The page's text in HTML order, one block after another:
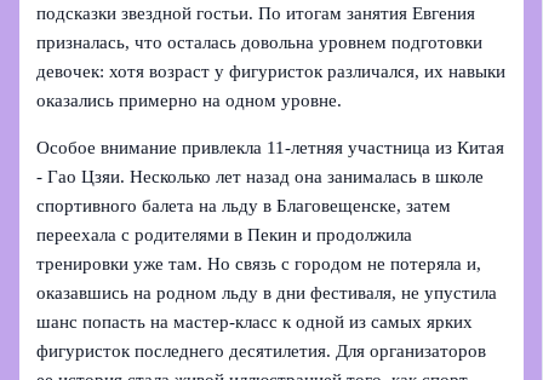
подсказки звездной гостьи. По итогам занятия Евгения
призналась, что осталась довольна уровнем подготовки
девочек: хотя возраст у фигуристок различался, их навыки
оказались примерно на одном уровне.
Особое внимание привлекла 11-летняя участница из Китая
- Гао Цзяи. Несколько лет назад она занималась в школе
спортивного балета на льду в Благовещенске, затем
переехала с родителями в Пекин и продолжила
тренировки уже там. Но связь с городом не потеряла и,
оказавшись на родном льду в дни фестиваля, не упустила
шанс попасть на мастер-класс к одной из самых ярких
фигуристок последнего десятилетия. Для организаторов